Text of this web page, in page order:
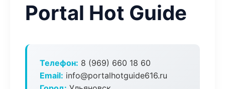
Portal Hot Guide
Телефон: 8 (969) 660 18 60
Email: info@portalhotguide616.ru